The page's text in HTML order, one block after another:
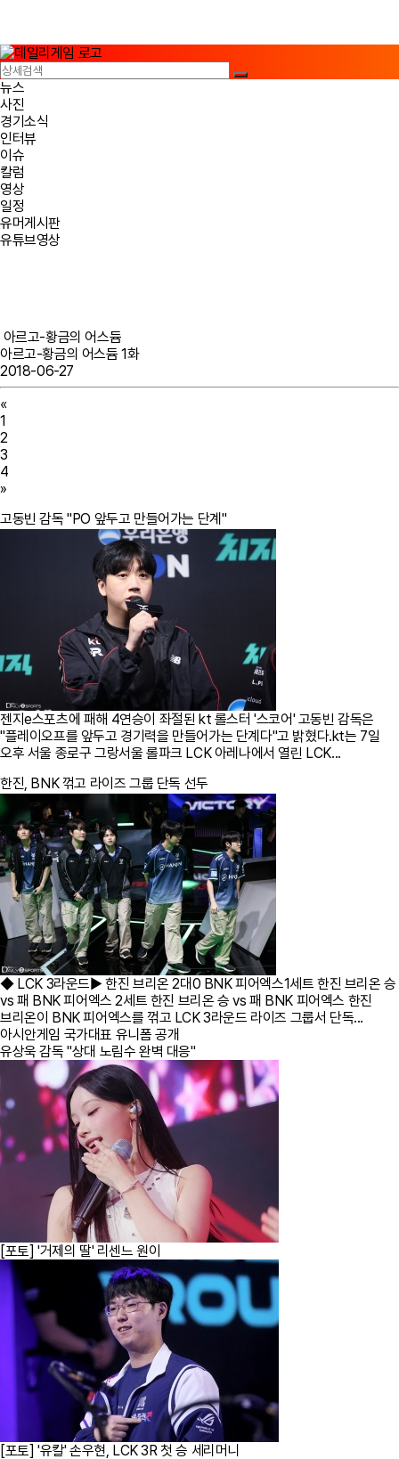
뉴스
사진
경기소식
인터뷰
이슈
칼럼
영상
일정
유머게시판
유튜브영상
아르고-황금의 어스듐
아르고-황금의 어스듐 1화
2018-06-27
«
1
2
3
4
»
고동빈 감독 "PO 앞두고 만들어가는 단계"
젠지e스포츠에 패해 4연승이 좌절된 kt 롤스터 '스코어' 고동빈 감독은
"플레이오프를 앞두고 경기력을 만들어가는 단계다"고 밝혔다.kt는 7일
오후 서울 종로구 그랑서울 롤파크 LCK 아레나에서 열린 LCK...
한진, BNK 꺾고 라이즈 그룹 단독 선두
◆ LCK 3라운드▶ 한진 브리온 2대0 BNK 피어엑스1세트 한진 브리온 승
vs 패 BNK 피어엑스 2세트 한진 브리온 승 vs 패 BNK 피어엑스 한진
브리온이 BNK 피어엑스를 꺾고 LCK 3라운드 라이즈 그룹서 단독...
아시안게임 국가대표 유니폼 공개
유상욱 감독 "상대 노림수 완벽 대응"
[포토] '거제의 딸' 리센느 원이
[포토] '유칼' 손우현, LCK 3R 첫 승 세리머니